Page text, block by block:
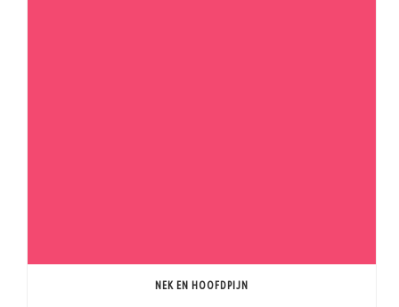
NEK EN HOOFDPIJN